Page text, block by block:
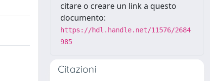
citare o creare un link a questo
documento:
https://hdl.handle.net/11576/2684
985
Citazioni